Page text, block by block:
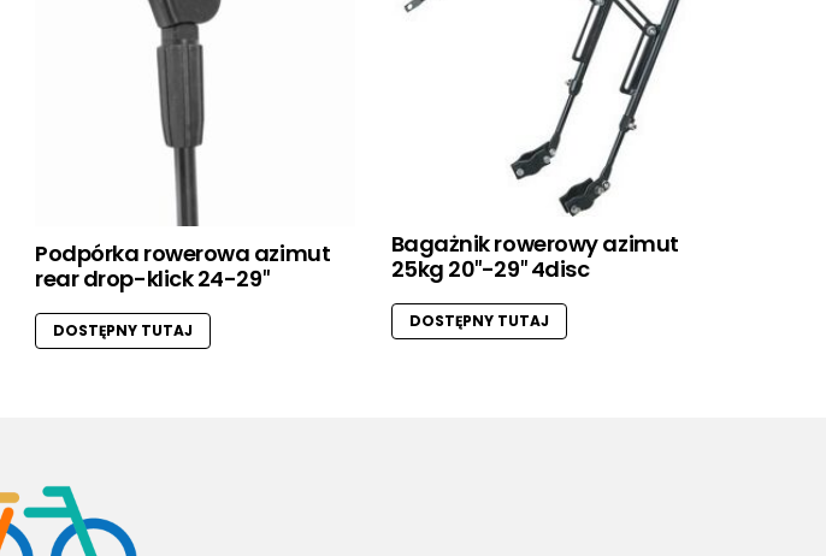
Podpórka rowerowa azimut
rear drop-klick 24-29″
DOSTĘPNY TUTAJ
Bagażnik rowerowy azimut
25kg 20″-29″ 4disc
DOSTĘPNY TUTAJ